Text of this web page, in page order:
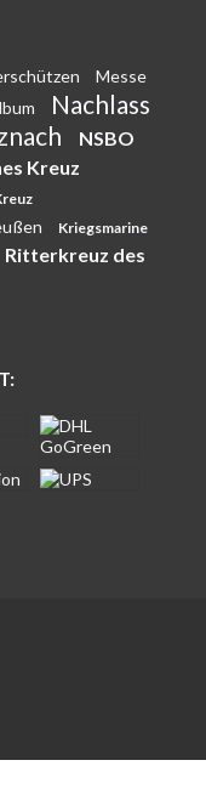
Messe
Nachlass
NSBO
Kreuz
Kriegsmarine
Ritterkreuz des